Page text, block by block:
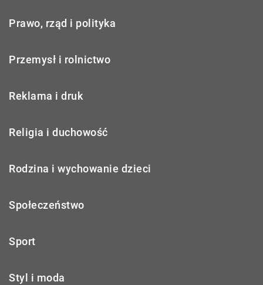
Prawo, rząd i polityka
Przemysł i rolnictwo
Reklama i druk
Religia i duchowość
Rodzina i wychowanie dzieci
Społeczeństwo
Sport
Styl i moda